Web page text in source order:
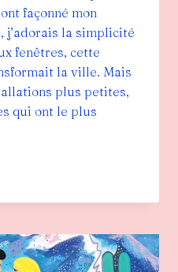
façonné mon
j’adorais la simplicité
fenêtres, cette
la ville. Mais
plus petites,
qui ont le plus